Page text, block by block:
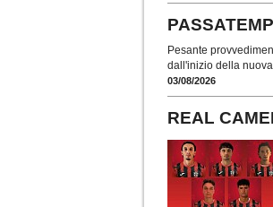
Pesante
dall'inizio della
03/08/2026
REAL